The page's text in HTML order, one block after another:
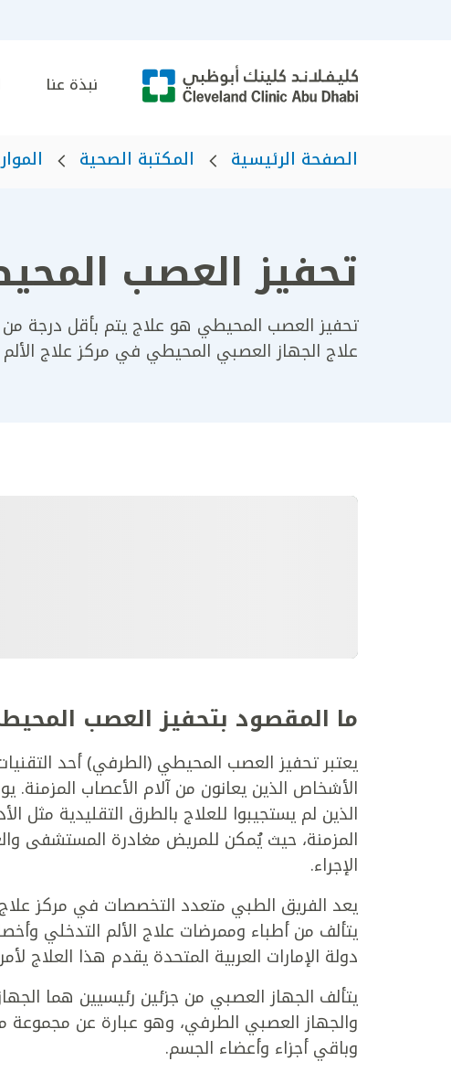
نبذة عنا
الصفحة الرئيسية المكتبة الصحية
تحفيز العصب
تحفيز العصب المحيطي هو علاج يتم بأقل درجة من
علاج الجهاز العصبي المحيطي في مركز علاج الألم
ما المقصود بتحفيز العصب
يعتبر تحفيز العصب المحيطي (الطرفي) أحد
الأشخاص الذين يعانون من آلام الأعصاب المزمنة.
الذين لم يستجيبوا للعلاج بالطرق التقليدية مثل
المزمنة، حيث يُمكن للمريض مغادرة المستشفى
الإجراء.
يعد الفريق الطبي متعدد التخصصات في مركز
يتألف من أطباء وممرضات علاج الألم التدخلي
دولة الإمارات العربية المتحدة يقدم هذا العلاج
يتألف الجهاز العصبي من جزئين رئيسيين هما
والجهاز العصبي الطرفي، وهو عبارة عن مجموعة
وباقي أجزاء وأعضاء الجسم.